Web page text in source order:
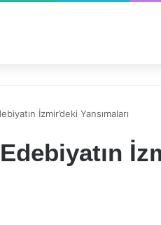
İzmir’deki Yansımaları